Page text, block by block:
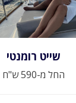
שייט רומנטי
החל מ-590 ש"ח